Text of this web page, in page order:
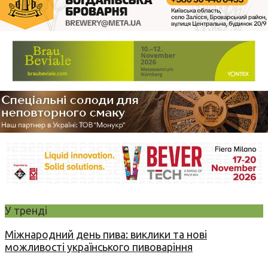
У тренді
Міжнародний день пива: виклики та нові
можливості українського пивоваріння